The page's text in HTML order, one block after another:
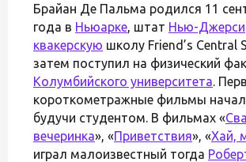
Брайан Де Пальма родился 11
года в Ньюарке, штат Нью-Джерси
квакерскую школу Friend’s Central
затем поступил на физический
Колумбийского университета.
короткометражные фильмы
будучи студентом. В фильмах «
вечеринка», «Приветствия», «Хай,
играл малоизвестный тогда